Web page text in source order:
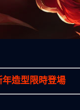
造型限時登場